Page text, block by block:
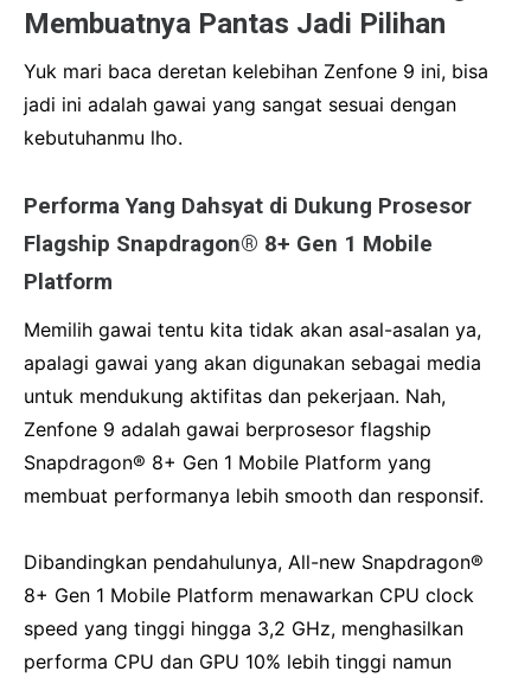
Membuatnya Pantas Jadi Pilihan
Yuk mari baca deretan kelebihan Zenfone 9 ini, bisa
jadi ini adalah gawai yang sangat sesuai dengan
kebutuhanmu lho.
Performa Yang Dahsyat di Dukung Prosesor
Flagship Snapdragon® 8+ Gen 1 Mobile
Platform
Memilih gawai tentu kita tidak akan asal-asalan ya,
apalagi gawai yang akan digunakan sebagai media
untuk mendukung aktifitas dan pekerjaan. Nah,
Zenfone 9 adalah gawai berprosesor flagship
Snapdragon® 8+ Gen 1 Mobile Platform yang
membuat performanya lebih smooth dan responsif.
Dibandingkan pendahulunya, All-new Snapdragon®
8+ Gen 1 Mobile Platform menawarkan CPU clock
speed yang tinggi hingga 3,2 GHz, menghasilkan
performa CPU dan GPU 10% lebih tinggi namun